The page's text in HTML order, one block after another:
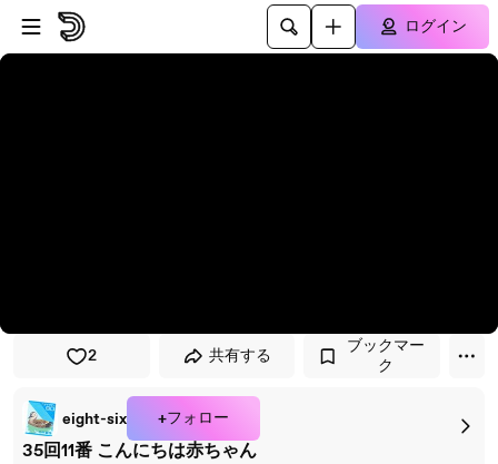
プレイヤーにスキップ
メインコンテンツにスキップ
ログイン
2 共有する
ブックマー
ク
eight-six +フォロー
35回11番 こんにちは赤ちゃん